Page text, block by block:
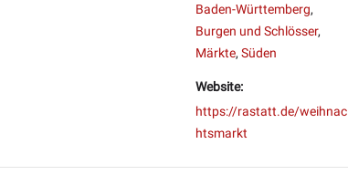
Baden-Württemberg,
Burgen und Schlösser,
Märkte, Süden
Website:
https://rastatt.de/weihnac
htsmarkt